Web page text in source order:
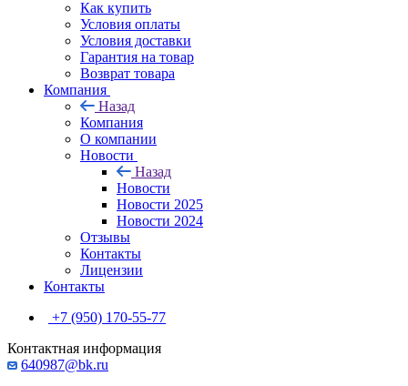
Как купить
Условия оплаты
Условия доставки
Гарантия на товар
Возврат товара
Компания
Назад
Компания
О компании
Новости
Назад
Новости
Новости 2025
Новости 2024
Отзывы
Контакты
Лицензии
Контакты
+7 (950) 170-55-77
Контактная информация
640987@bk.ru